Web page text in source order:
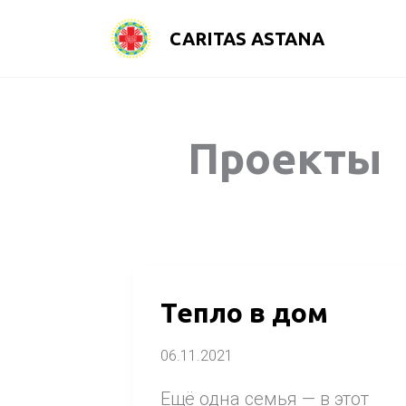
CARITAS ASTANA
Проекты
Тепло в дом
06.11.2021
Ещё одна семья — в этот
Тепло